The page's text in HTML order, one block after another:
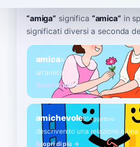
“amiga” significa “amica” in
significati diversi a seconda
amicaA1Sostantivo
un'amica
Scopri di più →
amichevoleB1Aggettivo
descrivendo una relazione o una
Scopri di più →